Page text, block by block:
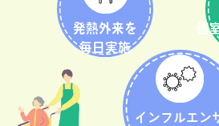
発熱外来を
毎日実施
個
インフルエン